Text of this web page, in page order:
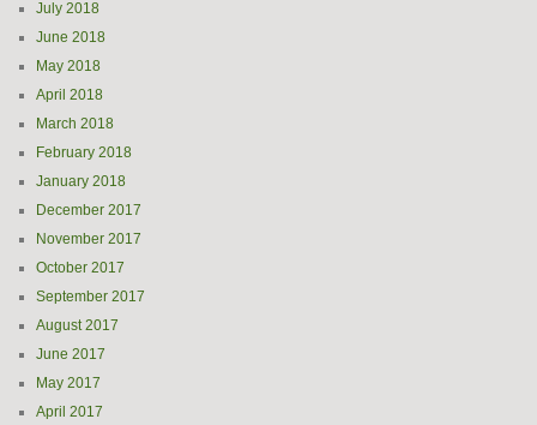
July 2018
June 2018
May 2018
April 2018
March 2018
February 2018
January 2018
December 2017
November 2017
October 2017
September 2017
August 2017
June 2017
May 2017
April 2017